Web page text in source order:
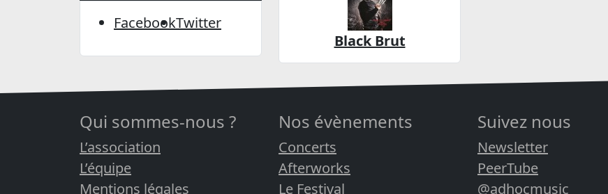
FacebookTwitter
Black Brut
Qui sommes-nous ?
L’association
L’équipe
Mentions légales
Nos évènements
Concerts
Afterworks
Le Festival
Suivez nous
Newsletter
PeerTube
@adhocmusic